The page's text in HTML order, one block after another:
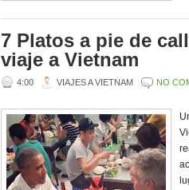
7 Platos a pie de
viaje a Vietnam
4:00 VIAJES A VIETNAM NO